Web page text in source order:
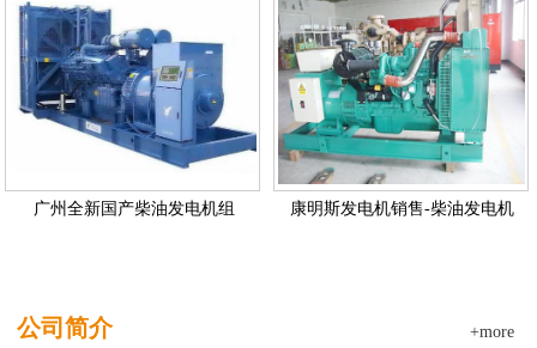
广州全新国产柴油发电机组 康明斯发电机销售-柴油发电机
公司简介 +more